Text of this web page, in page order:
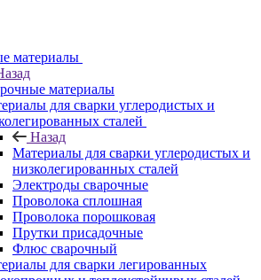
материалы
материалы
для сварки углеродистых и
сталей
Назад
Материалы для сварки углеродистых и
низколегированных сталей
Электроды сварочные
Проволока сплошная
Проволока порошковая
Прутки присадочные
Флюс сварочный
для сварки легированных